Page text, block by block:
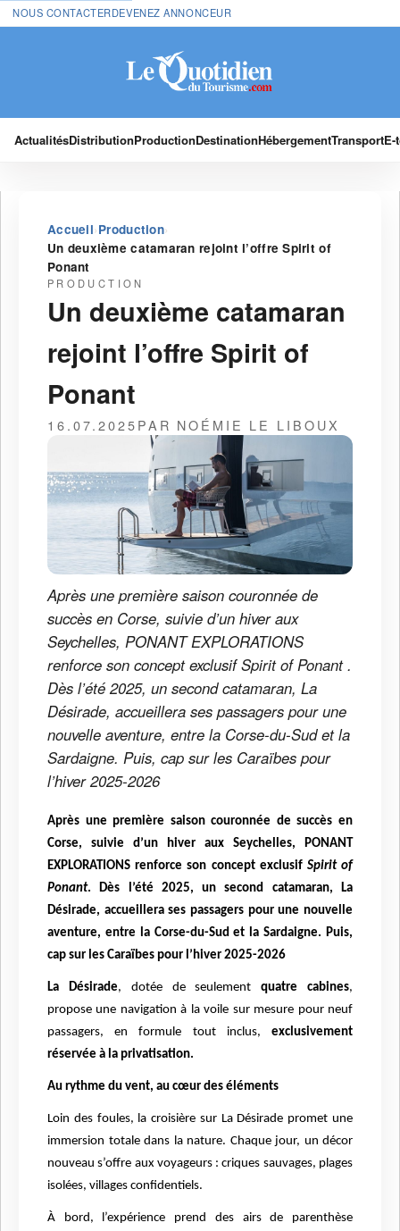
NOUS CONTACTERDEVENEZ ANNONCEUR
ActualitésDistributionProductionDestinationHébergementTransport
Accueil›Production›
Un deuxième catamaran rejoint l’offre Spirit of
Ponant
PRODUCTION
Un deuxième catamaran
rejoint l’offre Spirit of
Ponant
16.07.2025PAR NOÉMIE LE LIBOUX
Après une première saison couronnée de
succès en Corse, suivie d’un hiver aux
Seychelles, PONANT EXPLORATIONS
renforce son concept exclusif Spirit of Ponant .
Dès l’été 2025, un second catamaran, La
Désirade, accueillera ses passagers pour une
nouvelle aventure, entre la Corse-du-Sud et la
Sardaigne. Puis, cap sur les Caraïbes pour
l’hiver 2025-2026
Après une première saison couronnée de succès en
Corse, suivie d’un hiver aux Seychelles, PONANT
EXPLORATIONS renforce son concept exclusif Spirit of
Ponant. Dès l’été 2025, un second catamaran, La
Désirade, accueillera ses passagers pour une nouvelle
aventure, entre la Corse-du-Sud et la Sardaigne. Puis,
cap sur les Caraïbes pour l’hiver 2025-2026
La Désirade, dotée de seulementquatre cabines,
propose une navigation à la voile sur mesure pour neuf
passagers, en formule tout inclus, exclusivement
réservée à la privatisation.
Au rythme du vent, au cœur des éléments
Loin des foules, la croisière sur La Désirade promet une
immersion totale dans la nature. Chaque jour, un décor
nouveau s’offre aux voyageurs : criques sauvages, plages
isolées, villages confidentiels.
À bord, l’expérience prend des airs de parenthèse